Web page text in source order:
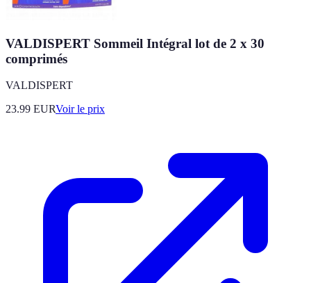
VALDISPERT Sommeil Intégral lot de 2 x 30
comprimés
VALDISPERT
23.99 EURVoir le prix